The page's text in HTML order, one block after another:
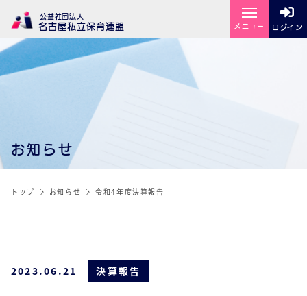
お知らせ
名古屋私立保育連盟
公益社団法人
メニュー
ログイン
トップ お知らせ 令和4年度決算報告
2023.06.21 決算報告